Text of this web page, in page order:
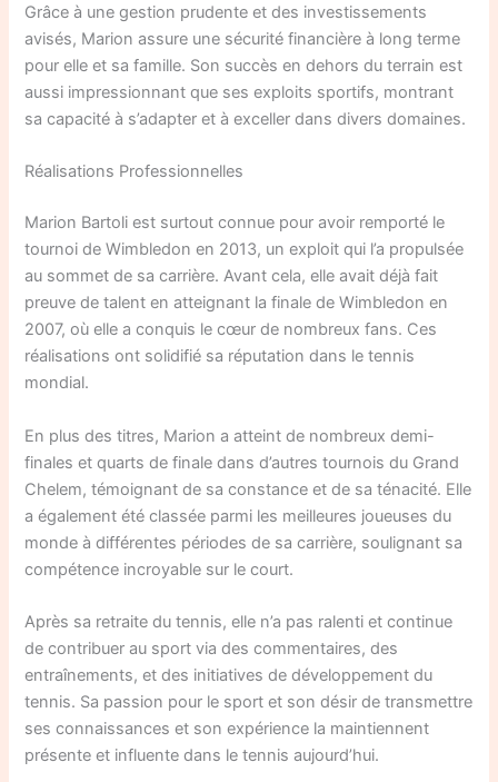
Grâce à une gestion prudente et des investissements
avisés, Marion assure une sécurité financière à long terme
pour elle et sa famille. Son succès en dehors du terrain est
aussi impressionnant que ses exploits sportifs, montrant
sa capacité à s’adapter et à exceller dans divers domaines.
Réalisations Professionnelles
Marion Bartoli est surtout connue pour avoir remporté le
tournoi de Wimbledon en 2013, un exploit qui l’a propulsée
au sommet de sa carrière. Avant cela, elle avait déjà fait
preuve de talent en atteignant la finale de Wimbledon en
2007, où elle a conquis le cœur de nombreux fans. Ces
réalisations ont solidifié sa réputation dans le tennis
mondial.
En plus des titres, Marion a atteint de nombreux demi-
finales et quarts de finale dans d’autres tournois du Grand
Chelem, témoignant de sa constance et de sa ténacité. Elle
a également été classée parmi les meilleures joueuses du
monde à différentes périodes de sa carrière, soulignant sa
compétence incroyable sur le court.
Après sa retraite du tennis, elle n’a pas ralenti et continue
de contribuer au sport via des commentaires, des
entraînements, et des initiatives de développement du
tennis. Sa passion pour le sport et son désir de transmettre
ses connaissances et son expérience la maintiennent
présente et influente dans le tennis aujourd’hui.